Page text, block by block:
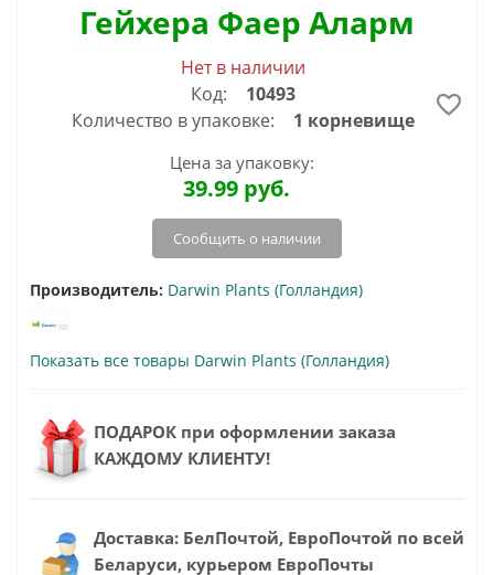
Гейхера Фаер Аларм
Нет в наличии
Код:
10493
Количество в упаковке:
1 корневище
Цена за упаковку:
39.99руб.
Сообщить о наличии
Производитель: Darwin Plants (Голландия)
Показать все товары Darwin Plants (Голландия)
ПОДАРОК при оформлении заказа
КАЖДОМУ КЛИЕНТУ!
Доставка: БелПочтой, ЕвроПочтой по всей
Беларуси, курьером ЕвроПочты